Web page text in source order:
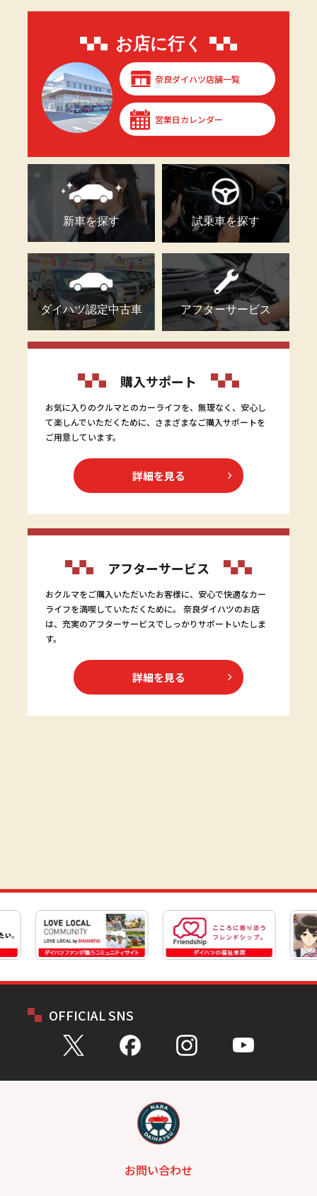
お店に行く
奈良ダイハツ店舗一覧
営業日カレンダー
新車を探す 試乗車を探す
ダイハツ認定中古車 アフターサービス
購入サポート
お気に入りのクルマとのカーライフを、無理なく、安心し
て楽しんでいただくために、さまざまなご購入サポートを
ご用意しています。
詳細を見る
アフターサービス
おクルマをご購入いただいたお客様に、安心で快適なカー
ライフを満喫していただくために。 奈良ダイハツのお店
は、充実のアフターサービスでしっかりサポートいたしま
す。
詳細を見る
OFFICIAL SNS
お問い合わせ